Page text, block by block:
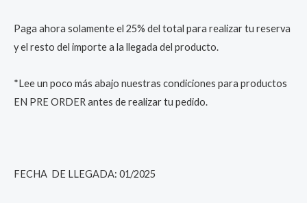
Paga ahora solamente el 25% del total para realizar tu reserva
y el resto del importe a la llegada del producto.
*Lee un poco más abajo nuestras condiciones para productos
EN PRE ORDER antes de realizar tu pedido.
FECHA DE LLEGADA: 01/2025